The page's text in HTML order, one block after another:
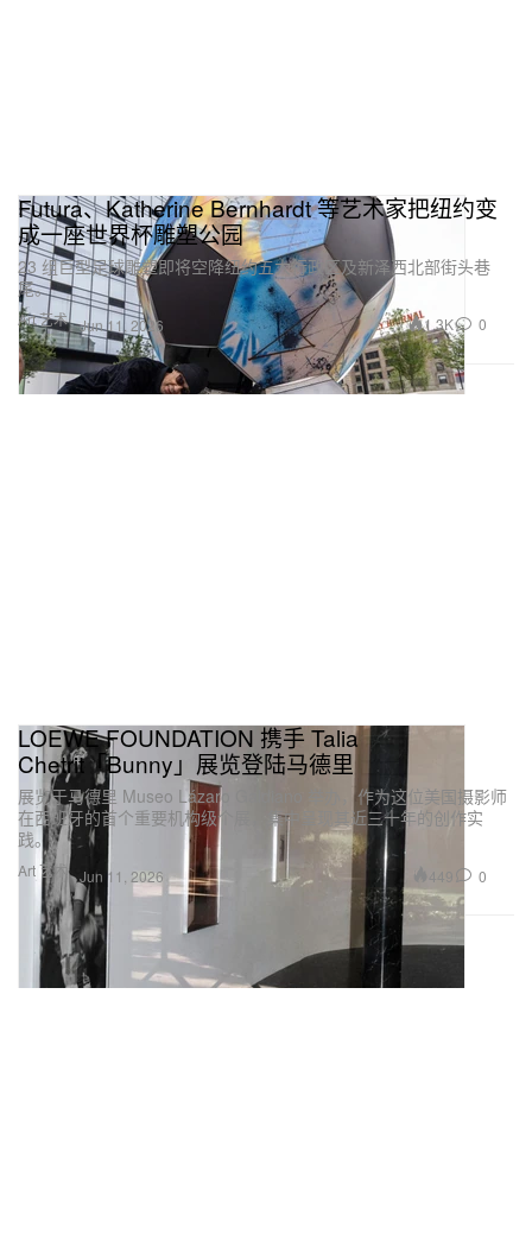
Art 艺术
Futura、Katherine Bernhardt 等艺术家把纽约变
成一座世界杯雕塑公园
23 组巨型足球雕塑即将空降纽约五大行政区及新泽西北部街头巷
尾。
Jun 11, 2026 1.3K 0
Art 艺术
LOEWE FOUNDATION 携手 Talia
Chetrit「Bunny」展览登陆马德里
展览于马德里 Museo Lázaro Galdiano 举办，作为这位美国摄影师
在西班牙的首个重要机构级个展，集中呈现其近三十年的创作实
践。
Jun 11, 2026 449 0